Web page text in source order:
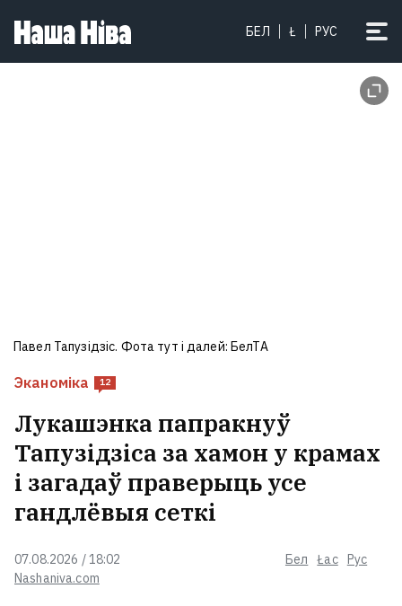
БЕЛ Ł РУС
Эканоміка 12
Nashaniva.com
07.08.2026 / 18:02 Бел Łac Рус
Лукашэнка папракнуў
Тапузідзіса за хамон у крамах
і загадаў праверыць усе
гандлёвыя сеткі
Павел Тапузідзіс. Фота тут і далей: БелТА